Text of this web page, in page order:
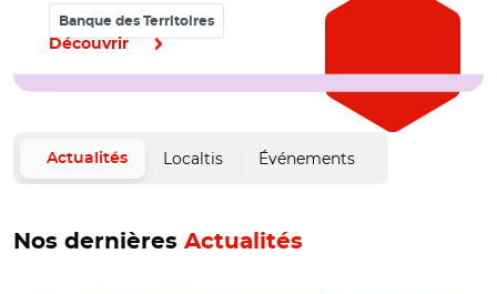
Banque des Territoires
Découvrir
Actualités Localtis Événements
Nos dernières Actualités